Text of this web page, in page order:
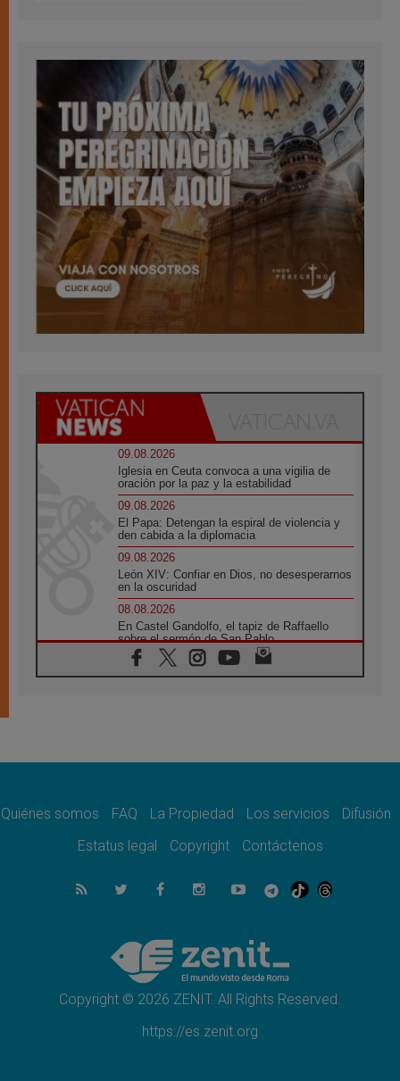
09.08.2026
Iglesia en Ceuta convoca a una vigilia de
oración por la paz y la estabilidad
09.08.2026
El Papa: Detengan la espiral de violencia y
den cabida a la diplomacia
09.08.2026
León XIV: Confiar en Dios, no desesperarnos
en la oscuridad
08.08.2026
En Castel Gandolfo, el tapiz de Raffaello
sobre el sermón de San Pablo
08.08.2026
En Colombia, «la paz no se compra con una
08.08.2026
08.08.2026
del Buen Consejo de Genazzano
Filipinas: el Vicariato Apostólico de Calapán
se convierte en diócesis
Honduras: Los desplazados invisibles de una
crisis olvidada
Quiénes somos FAQ La Propiedad Los servicios
Difusión
Estatus legal
Copyright Contáctenos
Copyright © 2026 ZENIT. All Rights Reserved.
https://es.zenit.org